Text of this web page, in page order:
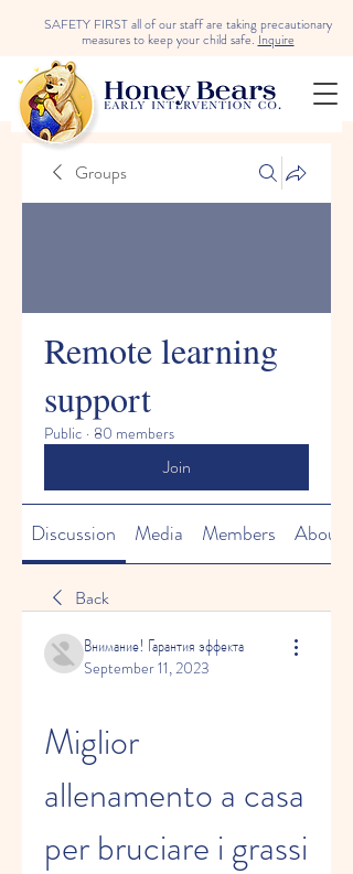
SAFETY FIRST all of our staff are taking precautionary
measures to keep your child safe.Inquire
Groups
Remote learning
support
Public · 80 members
Join
Discussion Media Members About
Back
Внимание! Гарантия эффекта
September 11, 2023
Miglior
allenamento a casa
per bruciare i grassi